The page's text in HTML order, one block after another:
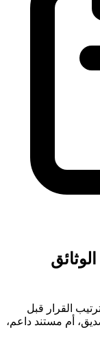
القرار قبل
أم مستند داعم،